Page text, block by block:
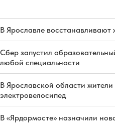
В Ярославле
Сбер запустил
любой специальности
В Ярославской области
электровелосипед
В «Ярдормосте» назначили